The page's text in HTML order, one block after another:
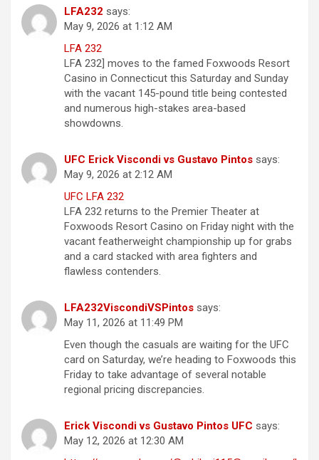
LFA232 says:
May 9, 2026 at 1:12 AM
LFA 232
LFA 232] moves to the famed Foxwoods Resort
Casino in Connecticut this Saturday and Sunday
with the vacant 145-pound title being contested
and numerous high-stakes area-based
showdowns.
UFC Erick Viscondi vs Gustavo Pintos says:
May 9, 2026 at 2:12 AM
UFC LFA 232
LFA 232 returns to the Premier Theater at
Foxwoods Resort Casino on Friday night with the
vacant featherweight championship up for grabs
and a card stacked with area fighters and
flawless contenders.
LFA232ViscondiVSPintos says:
May 11, 2026 at 11:49 PM
Even though the casuals are waiting for the UFC
card on Saturday, we’re heading to Foxwoods this
Friday to take advantage of several notable
regional pricing discrepancies.
Erick Viscondi vs Gustavo Pintos UFC says:
May 12, 2026 at 12:30 AM